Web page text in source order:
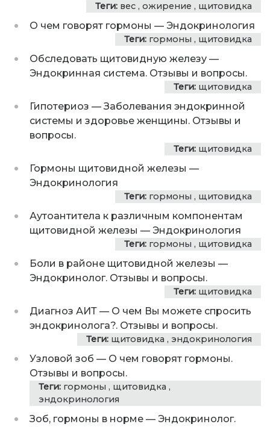
Теги: вес , ожирение , щитовидка
О чем говорят гормоны — Эндокринология
Теги: гормоны , щитовидка
Обследовать щитовидную железу —
Эндокринная система. Отзывы и вопросы.
Теги: щитовидка
Гипотериоз — Заболевания эндокринной
системы и здоровье женщины. Отзывы и
вопросы.
Теги: щитовидка
Гормоны щитовидной железы —
Эндокринология
Теги: гормоны , щитовидка
Аутоантитела к различным компонентам
щитовидной железы — Эндокринология
Теги: гормоны , щитовидка
Боли в районе щитовидной железы —
Эндокринолог. Отзывы и вопросы.
Теги: щитовидка
Диагноз АИТ — О чем Вы можете спросить
эндокринолога?. Отзывы и вопросы.
Теги: щитовидка , эндокринология
Узловой зоб — О чем говорят гормоны.
Отзывы и вопросы.
Теги: гормоны , щитовидка ,
эндокринология
Зоб, гормоны в норме — Эндокринолог.